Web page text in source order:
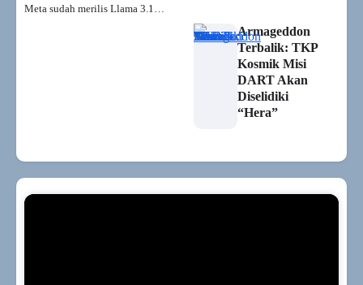
Meta sudah merilis Llama 3.1…
Armageddon
Terbalik: TKP
Kosmik Misi
DART Akan
Diselidiki
“Hera”